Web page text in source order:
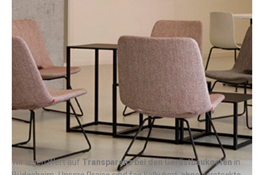
Wir legen Wert auf Transparenz bei den Gerüstbaukosten in